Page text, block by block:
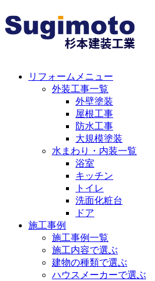
リフォームメニュー
外装工事一覧
外壁塗装
屋根工事
防水工事
大規模塗装
水まわり・内装一覧
浴室
キッチン
トイレ
洗面化粧台
ドア
施工事例
施工事例一覧
施工内容で選ぶ
建物の種類で選ぶ
ハウスメーカーで選ぶ